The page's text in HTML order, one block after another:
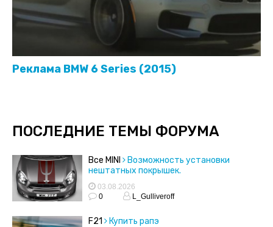
Реклама BMW 6 Series (2015)
ПОСЛЕДНИЕ ТЕМЫ ФОРУМА
Все MINI
Возможность установки
нештатных покрышек.
03.08.2026
0
L_Gulliveroff
F21 Купить рапэ